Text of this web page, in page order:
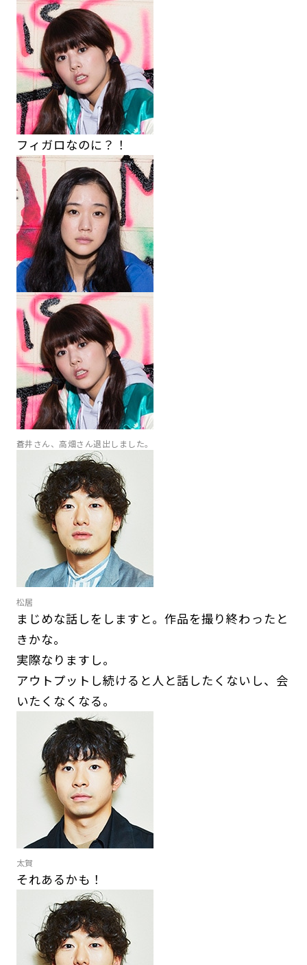
フィガロなのに？！
蒼井さん、高畑さん退出しました。
松居
まじめな話しをしますと。作品を撮り終わったと
きかな。
実際なりますし。
アウトプットし続けると人と話したくないし、会
いたくなくなる。
太賀
それあるかも！